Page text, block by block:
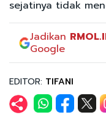
sejatinya tidak
Jadikan
Google
EDITOR: TIFANI